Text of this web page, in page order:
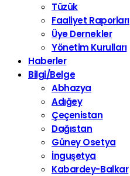
Tüzük
Faaliyet Raporları
Üye Dernekler
Yönetim Kurulları
Haberler
Bilgi/Belge
Abhazya
Adığey
Çeçenistan
Dağıstan
Güney Osetya
İnguşetya
Kabardey-Balkar